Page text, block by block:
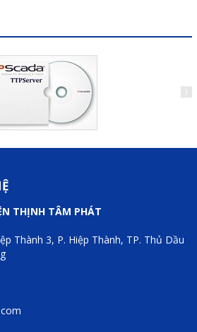
THỊNH TÂM PHÁT
Thành 3, P. Hiệp Thành, TP. Thủ Dầu